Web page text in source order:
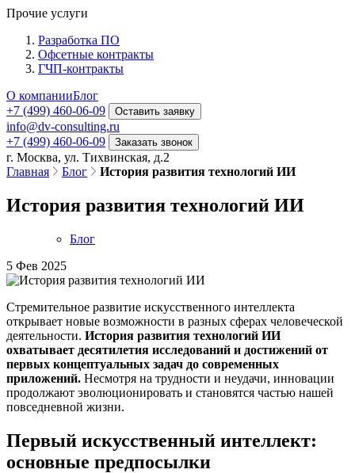
Прочие услуги
Разработка ПО
Офсетные контракты
ГЧП-контракты
О компанииБлог
+7 (499) 460-06-09
Оставить заявку
info@dv-consulting.ru
+7 (499) 460-06-09
Заказать звонок
г. Москва, ул. Тихвинская, д.2
Главная
Блог История развития технологий ИИ
История развития технологий ИИ
Блог
5 Фев 2025
Стремительное развитие искусственного интеллекта
открывает новые возможности в разных сферах человеческой
деятельности. История развития технологий ИИ
охватывает десятилетия исследований и достижений от
первых концептуальных задач до современных
приложений. Несмотря на трудности и неудачи, инновации
продолжают эволюционировать и становятся частью нашей
повседневной жизни.
Первый искусственный интеллект:
основные предпосылки